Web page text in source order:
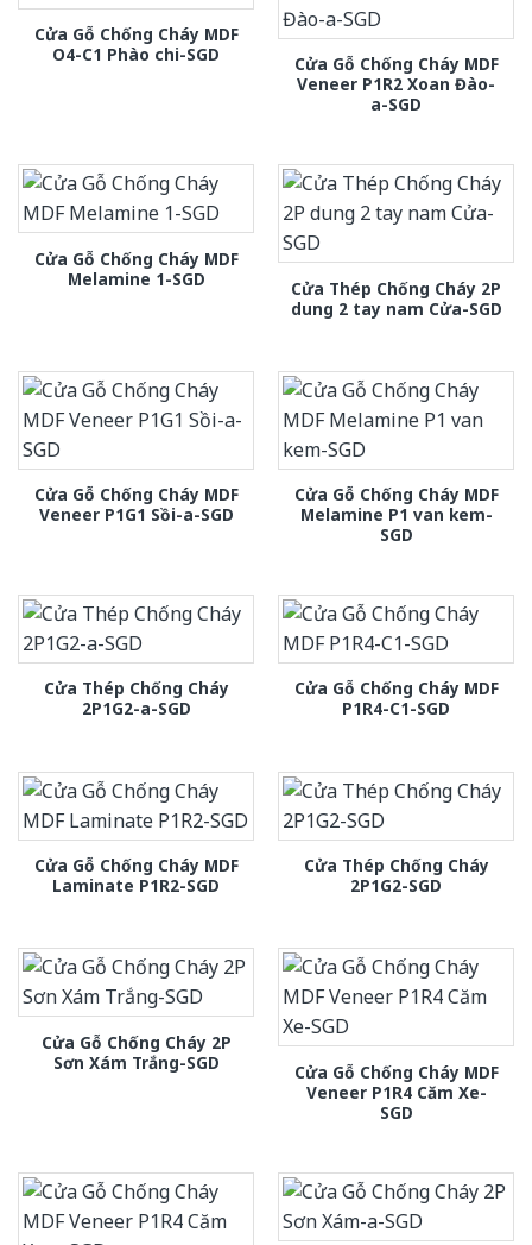
Cửa Gỗ Chống Cháy MDF
O4-C1 Phào chi-SGD
Cửa Gỗ Chống Cháy MDF
Veneer P1R2 Xoan Đào-
a-SGD
Cửa Gỗ Chống Cháy MDF
Melamine 1-SGD
Cửa Thép Chống Cháy 2P
dung 2 tay nam Cửa-SGD
Cửa Gỗ Chống Cháy MDF
Veneer P1G1 Sồi-a-SGD
Cửa Gỗ Chống Cháy MDF
Melamine P1 van kem-
SGD
Cửa Thép Chống Cháy
2P1G2-a-SGD
Cửa Gỗ Chống Cháy MDF
P1R4-C1-SGD
Cửa Gỗ Chống Cháy MDF
Laminate P1R2-SGD
Cửa Thép Chống Cháy
2P1G2-SGD
Cửa Gỗ Chống Cháy 2P
Sơn Xám Trắng-SGD
Cửa Gỗ Chống Cháy MDF
Veneer P1R4 Căm Xe-
SGD